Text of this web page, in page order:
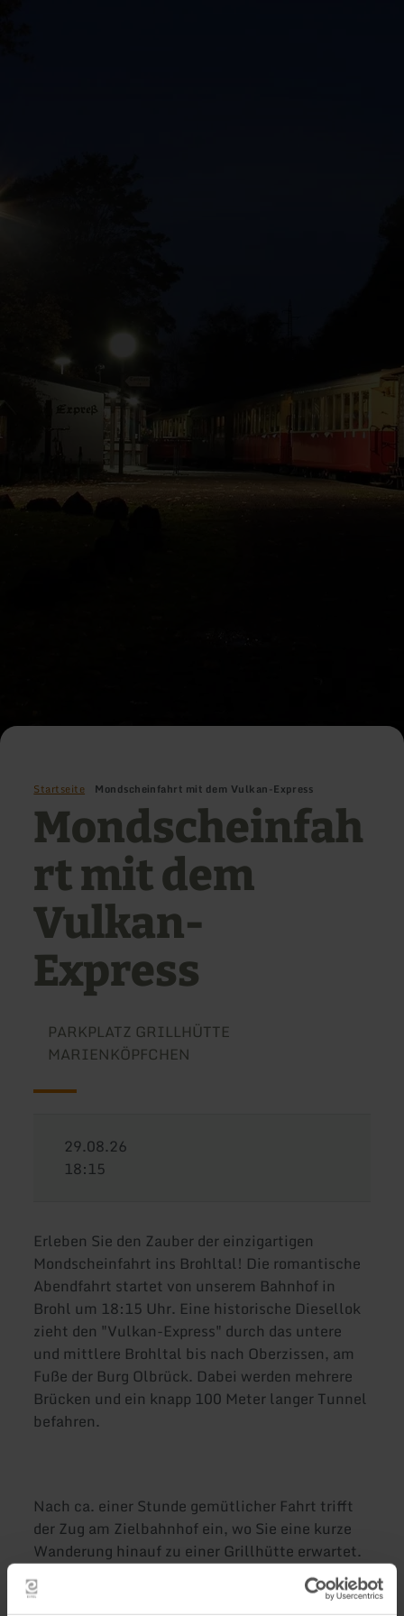
Startseite Mondscheinfahrt mit dem Vulkan-Express
Mondscheinfah
rt mit dem
Vulkan-
Express
PARKPLATZ GRILLHÜTTE
MARIENKÖPFCHEN
29.08.26
18:15
Erleben Sie den Zauber der einzigartigen
Mondscheinfahrt ins Brohltal! Die romantische
Abendfahrt startet von unserem Bahnhof in
Brohl um 18:15 Uhr. Eine historische Diesellok
zieht den "Vulkan-Express" durch das untere
und mittlere Brohltal bis nach Oberzissen, am
Fuße der Burg Olbrück. Dabei werden mehrere
Brücken und ein knapp 100 Meter langer Tunnel
befahren.
Nach ca. einer Stunde gemütlicher Fahrt trifft
der Zug am Zielbahnhof ein, wo Sie eine kurze
Wanderung hinauf zu einer Grillhütte erwartet.
Dort wird ein schmackhaftes Abendessen in
sommerlicher Athmosphäre gereicht. Genießen